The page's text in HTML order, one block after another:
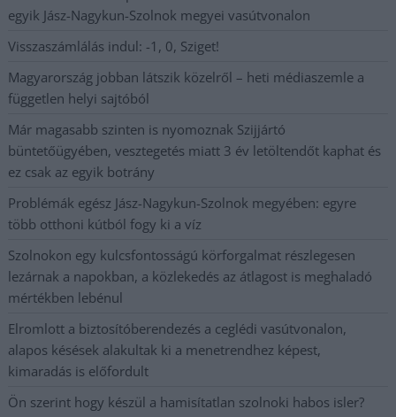
egyik Jász-Nagykun-Szolnok megyei vasútvonalon
Visszaszámlálás indul: -1, 0, Sziget!
Magyarország jobban látszik közelről – heti médiaszemle a
független helyi sajtóból
Már magasabb szinten is nyomoznak Szijjártó
büntetőügyében, vesztegetés miatt 3 év letöltendőt kaphat és
ez csak az egyik botrány
Problémák egész Jász-Nagykun-Szolnok megyében: egyre
több otthoni kútból fogy ki a víz
Szolnokon egy kulcsfontosságú körforgalmat részlegesen
lezárnak a napokban, a közlekedés az átlagost is meghaladó
mértékben lebénul
Elromlott a biztosítóberendezés a ceglédi vasútvonalon,
alapos késések alakultak ki a menetrendhez képest,
kimaradás is előfordult
Ön szerint hogy készül a hamisítatlan szolnoki habos isler?